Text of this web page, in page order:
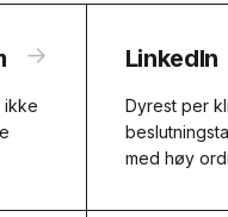
→
ikke
LinkedIn
Dyrest per
med høy